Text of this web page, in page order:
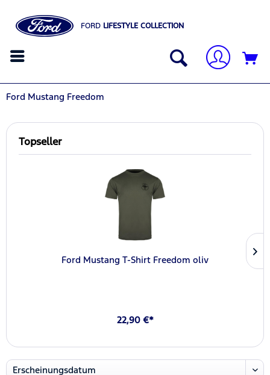
FORD LIFESTYLE COLLECTION
Ford Mustang Freedom
Topseller
Ford Mustang T-Shirt Freedom oliv
22,90 €*